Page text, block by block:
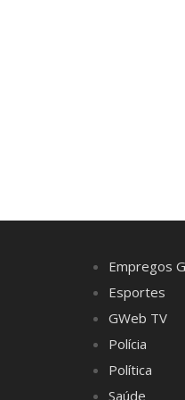
Empregos
Esportes
GWeb TV
Polícia
Política
Saúde